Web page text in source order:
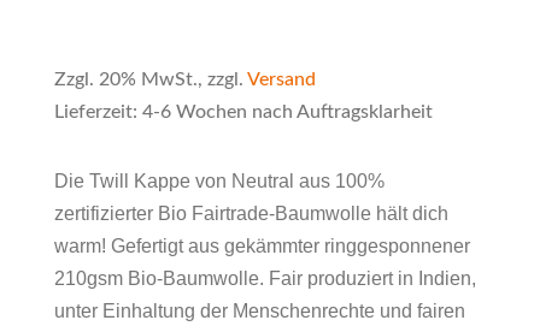
Zzgl. 20% MwSt., zzgl. Versand
Lieferzeit: 4-6 Wochen nach Auftragsklarheit
Die Twill Kappe von Neutral aus 100%
zertifizierter Bio Fairtrade-Baumwolle hält dich
warm! Gefertigt aus gekämmter ringgesponnener
210gsm Bio-Baumwolle. Fair produziert in Indien,
unter Einhaltung der Menschenrechte und fairen